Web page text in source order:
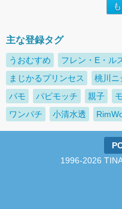
主な登録タグ
うおむすめ フレン・E・ル
まじかるプリンセス
桃川ニ
パモ
パピモッチ 親子
ワンパチ
小清水透
1996-2026